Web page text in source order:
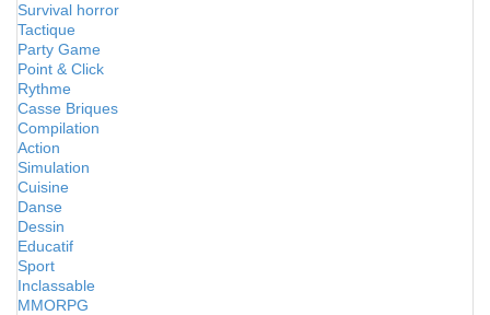
Survival horror
Tactique
Party Game
Point & Click
Rythme
Casse Briques
Compilation
Action
Simulation
Cuisine
Danse
Dessin
Educatif
Sport
Inclassable
MMORPG